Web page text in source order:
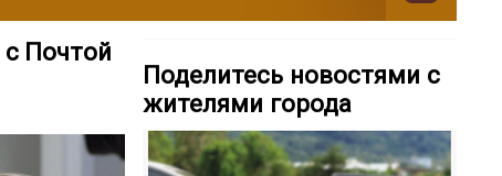
Почтой
Поделитесь новостями с
жителями города